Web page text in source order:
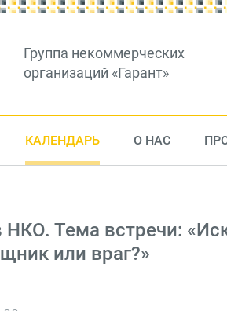
Группа некоммерческих
организаций «Гарант»
КАЛЕНДАРЬ О НАС
НКО. Тема встречи:
или враг?»